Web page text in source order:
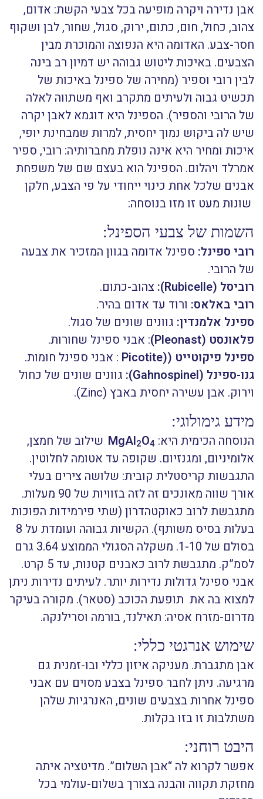
אבן נדירה ויקרה מופיעה בכל צבעי הקשת: אדום,
צהוב, כחול, חום, כתום, ירוק, סגול, שחור, לבן ושקוף
חסר-צבע. האדומה היא הנפוצה והמוכרת מבין
הצבעים. באיכות ליטוש גבוהה יש דמיון רב בינה
לבין רובי וספיר (מחירה של ספינל באיכות של
תכשיט גבוה ולעיתים מתקרב ואף משתווה לאלה
של הרובי והספיר). הספינל היא דוגמא לאבן יקרה
שיש לה ביקוש נמוך יחסית, למרות שמבחינת יופי,
איכות ומחיר היא אינה נופלת מחברותיה: רובי, ספיר
אמרלד ויהלום. הספינל הוא בעצם שם של משפחת
אבנים שלכל אחת כינוי ייחודי על פי הצבע, חלקן
שונות מעט זו מזו בנוסחה:
השמות של צבעי הספינל:
רובי ספינל: ספינל אדומה בגוון המזכיר את צבעה
של הרובי.
רוביסל (Rubicelle
): צהוב-כתום.
רובי באלאס: ורוד עד אדום בהיר.
ספינל אלמנדין: גוונים שונים של סגול.
פלאונסט (Pleonast
): אבני ספינל שחורות.
ספינל פיקוטייט ((Picotite : אבני ספינל חומות.
גנו-ספינל (Gahnospinel
): גוונים שונים של כחול
וירוק. אבן עשירה יחסית באבץ (Zinc).
מידע גימולוגי:
הנוסחה הכימית היא: MgAl2O4
שילוב של חמצן,
אלומיניום, ומגנזיום. שקופה עד אטומה לחלוטין.
התגבשות קריסטלית קובית: שלושה צירים בעלי
אורך שווה מאונכים זה לזה בזוויות של 90 מעלות.
מתגבשת לרוב כאוקטהדרון (שתי פירמידות הפוכות
בעלות בסיס משותף). הקשיות גבוהה ועומדת על 8
בסולם של 1-10. משקלה הסגולי הממוצע 3.64 גרם
לסמ”ק. מתגבשת לרוב כאבנים קטנות, עד 5 קרט.
אבני ספינל גדולות נדירות יותר. לעיתים נדירות ניתן
למצוא בה את תופעת הכוכב (סטאר). מקורה בעיקר
מדרום-מזרח אסיה: תאילנד, בורמה וסרילנקה.
שימוש אנרגטי כללי:
אבן מתגברת. מעניקה איזון כללי ובו-זמנית גם
מרגיעה. ניתן לחבר ספינל בצבע מסוים עם אבני
ספינל אחרות בצבעים שונים, האנרגיות שלהן
משתלבות זו בזו בקלות.
היבט רוחני:
אפשר לקרוא לה “אבן השלום”. מדיטציה איתה
מחזקת תקווה והבנה בצורך בשלום-עולמי בכל